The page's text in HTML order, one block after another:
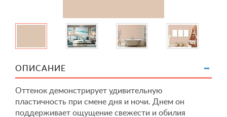
ОПИСАНИЕ
Оттенок демонстрирует удивительную
пластичность при смене дня и ночи. Днем он
поддерживает ощущение свежести и обилия